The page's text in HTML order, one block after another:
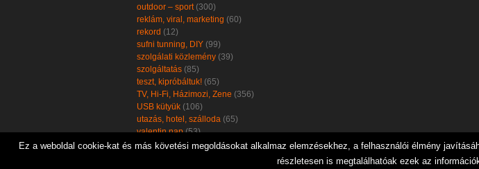
outdoor – sport(300)
reklám, viral, marketing (60)
rekord (12)
sufni tunning, DIY (99)
szolgálati közlemény (39)
szolgáltatás (85)
teszt, kipróbáltuk! (65)
TV, Hi-Fi, Házimozi, Zene (356)
USB kütyük (106)
utazás, hotel, szálloda (65)
valentin nap(53)
zöld, öko, környezetbarát(102)
Ez a weboldal cookie-kat és más követési megoldásokat alkalmaz elemzésekhez, a felhasználói élmény
részletesen is megtalálhatóak ezek az